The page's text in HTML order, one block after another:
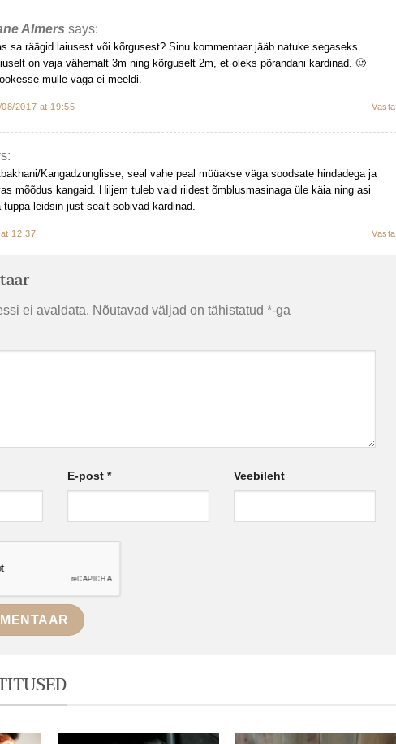
Almers says:
sa räägid laiusest või kõrgusest? Sinu kommentaar jääb natuke segaseks.
on vaja vähemalt 3m ning kõrguselt 2m, et oleks põrandani kardinad. 🙂
mulle väga ei meeldi.
08/2017 at 19:55 Vasta
Kangadzunglisse, seal vahe peal müüakse väga soodsate hindadega ja
mõõdus kangaid. Hiljem tuleb vaid riidest õmblusmasinaga üle käia ning asi
leidsin just sealt sobivad kardinad.
12:37 Vasta
ei avaldata. Nõutavad väljad on tähistatud *-ga
E-post * Veebileht